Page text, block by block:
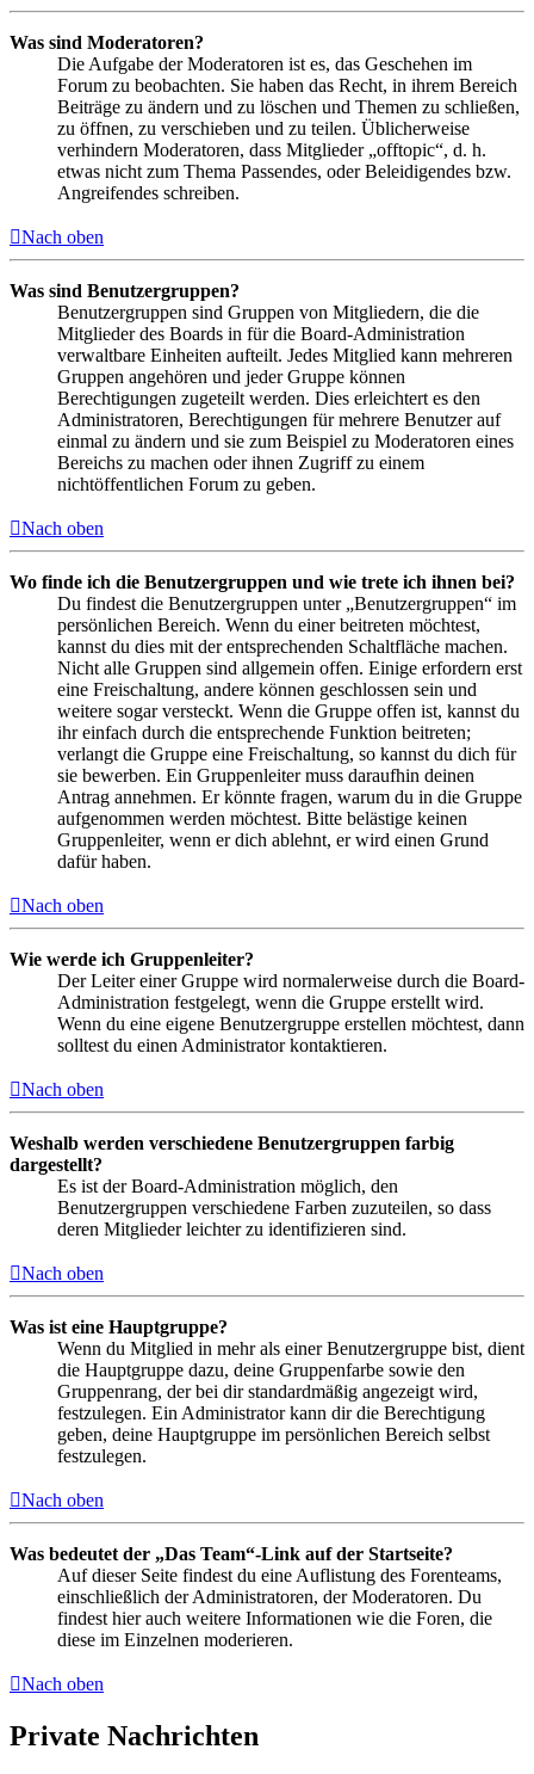
Was sind Moderatoren?
Die Aufgabe der Moderatoren ist es, das Geschehen im
Forum zu beobachten. Sie haben das Recht, in ihrem Bereich
Beiträge zu ändern und zu löschen und Themen zu schließen,
zu öffnen, zu verschieben und zu teilen. Üblicherweise
verhindern Moderatoren, dass Mitglieder „offtopic“, d. h.
etwas nicht zum Thema Passendes, oder Beleidigendes bzw.
Angreifendes schreiben.
Nach oben
Was sind Benutzergruppen?
Benutzergruppen sind Gruppen von Mitgliedern, die die
Mitglieder des Boards in für die Board-Administration
verwaltbare Einheiten aufteilt. Jedes Mitglied kann mehreren
Gruppen angehören und jeder Gruppe können
Berechtigungen zugeteilt werden. Dies erleichtert es den
Administratoren, Berechtigungen für mehrere Benutzer auf
einmal zu ändern und sie zum Beispiel zu Moderatoren eines
Bereichs zu machen oder ihnen Zugriff zu einem
nichtöffentlichen Forum zu geben.
Nach oben
Wo finde ich die Benutzergruppen und wie trete ich ihnen bei?
Du findest die Benutzergruppen unter „Benutzergruppen“ im
persönlichen Bereich. Wenn du einer beitreten möchtest,
kannst du dies mit der entsprechenden Schaltfläche machen.
Nicht alle Gruppen sind allgemein offen. Einige erfordern erst
eine Freischaltung, andere können geschlossen sein und
weitere sogar versteckt. Wenn die Gruppe offen ist, kannst du
ihr einfach durch die entsprechende Funktion beitreten;
verlangt die Gruppe eine Freischaltung, so kannst du dich für
sie bewerben. Ein Gruppenleiter muss daraufhin deinen
Antrag annehmen. Er könnte fragen, warum du in die Gruppe
aufgenommen werden möchtest. Bitte belästige keinen
Gruppenleiter, wenn er dich ablehnt, er wird einen Grund
dafür haben.
Nach oben
Wie werde ich Gruppenleiter?
Der Leiter einer Gruppe wird normalerweise durch die Board-
Administration festgelegt, wenn die Gruppe erstellt wird.
Wenn du eine eigene Benutzergruppe erstellen möchtest, dann
solltest du einen Administrator kontaktieren.
Nach oben
Weshalb werden verschiedene Benutzergruppen farbig
dargestellt?
Es ist der Board-Administration möglich, den
Benutzergruppen verschiedene Farben zuzuteilen, so dass
deren Mitglieder leichter zu identifizieren sind.
Nach oben
Was ist eine Hauptgruppe?
Wenn du Mitglied in mehr als einer Benutzergruppe bist, dient
die Hauptgruppe dazu, deine Gruppenfarbe sowie den
Gruppenrang, der bei dir standardmäßig angezeigt wird,
festzulegen. Ein Administrator kann dir die Berechtigung
geben, deine Hauptgruppe im persönlichen Bereich selbst
festzulegen.
Nach oben
Was bedeutet der „Das Team“-Link auf der Startseite?
Auf dieser Seite findest du eine Auflistung des Forenteams,
einschließlich der Administratoren, der Moderatoren. Du
findest hier auch weitere Informationen wie die Foren, die
diese im Einzelnen moderieren.
Nach oben
Private Nachrichten